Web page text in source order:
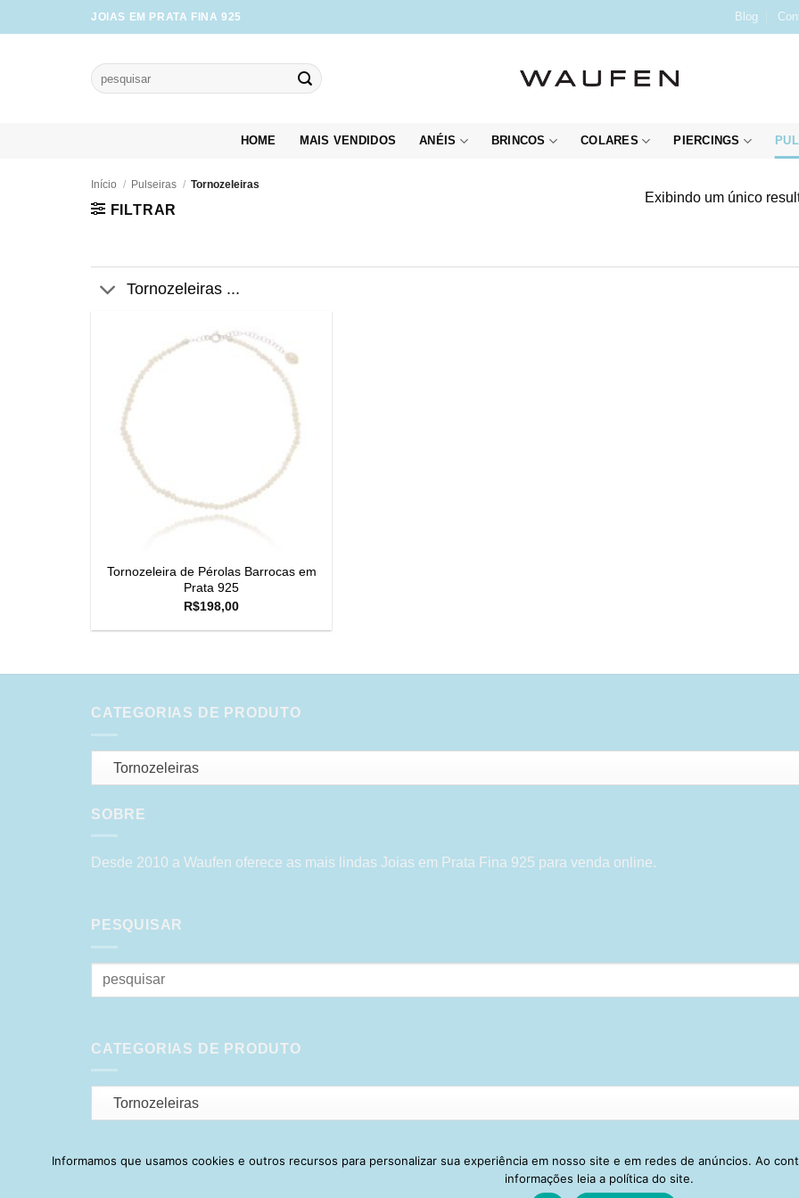
to
JOIAS EM PRATA FINA 925 Blog
Pesquisar
por:
HOME MAIS VENDIDOS ANÉIS BRINCOS COLARES PIERCINGS
Início / Pulseiras / Tornozeleiras
FILTRAR
Exibindo um único
Tornozeleiras ...
Tornozeleira de Pérolas Barrocas em
Prata 925
R$198,00
CATEGORIAS DE PRODUTO
Tornozeleiras
SOBRE
Desde 2010 a Waufen oferece as mais lindas Joias em Prata Fina 925 para venda online.
PESQUISAR
Pesquisar
CATEGORIAS DE PRODUTO
Tornozeleiras
Visa PayPal Stripe MasterCardCash
Informamos que usamos cookies e outros recursos para personalizar sua experiência em nosso site e em redes de anúncios. Ao
informações leia a política do site.